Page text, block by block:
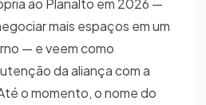
ao Planalto em 2026 —
mais espaços em um
— e veem como
da aliança com a
o momento, o nome do